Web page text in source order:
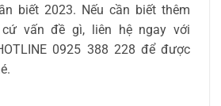
biết 2023. Nếu cần biết thêm
vấn đề gì, liên hệ ngay với
0925 388 228 để được